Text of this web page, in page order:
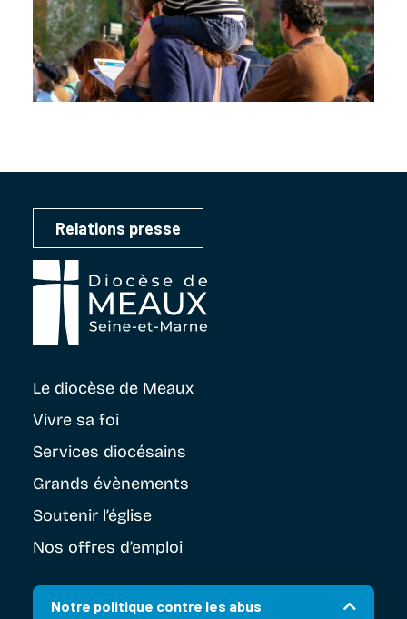
Relations presse
Le diocèse de Meaux
Vivre sa foi
Services diocésains
Grands évènements
Soutenir l’église
Nos offres d’emploi
Notre politique contre les abus